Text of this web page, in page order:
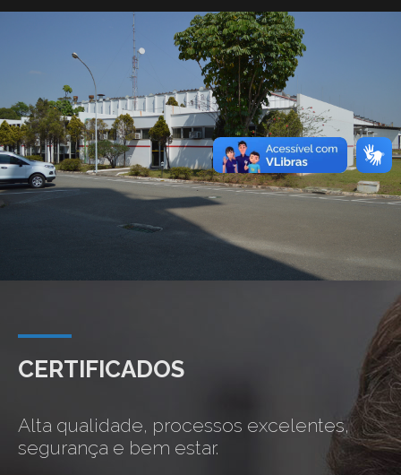
CERTIFICADOS
Alta qualidade, processos excelentes,
segurança e bem estar.